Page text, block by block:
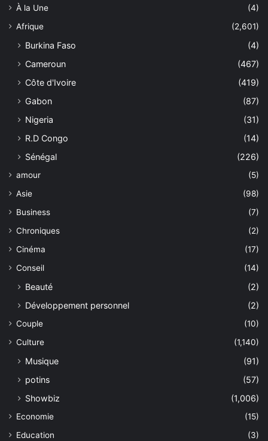
À la Une
(4)
Afrique
(2,601)
Burkina Faso
(4)
Cameroun
(467)
Côte d'Ivoire
(419)
Gabon
(87)
Nigeria
(31)
R.D Congo
(14)
Sénégal
(226)
amour
(5)
Asie
(98)
Business
(7)
Chroniques
(2)
Cinéma
(17)
Conseil
(14)
Beauté
(2)
Développement personnel
(2)
Couple
(10)
Culture
(1,140)
Musique
(91)
potins
(57)
Showbiz
(1,006)
Economie
(15)
Education
(3)